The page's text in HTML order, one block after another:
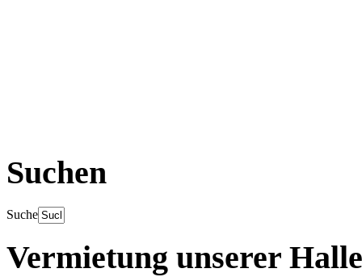
Suchen
Suche
Vermietung unserer Halle